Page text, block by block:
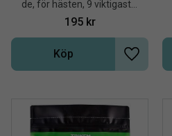
de, för hästen, 9 viktigaste
och nödvändiga B-vitaminer
195kr
Lägg till
Köp